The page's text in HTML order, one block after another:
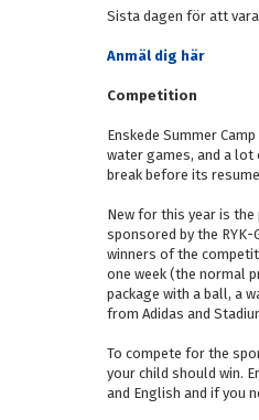
Sista dagen för att
Anmäl dig här
Competition
Enskede Summer
water games, and a
break before its
New for this year is
sponsored by the
winners of the
one week (the normal
package with a ball, a
from Adidas and
To compete for the
your child should win.
and English and if you